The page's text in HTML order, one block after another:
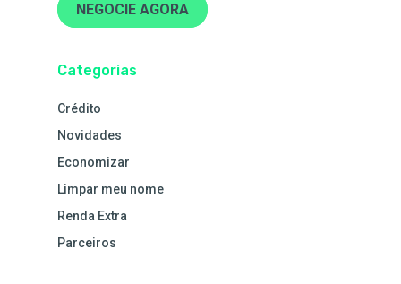
NEGOCIE AGORA
Categorias
Crédito
Novidades
Economizar
Limpar meu nome
Renda Extra
Parceiros